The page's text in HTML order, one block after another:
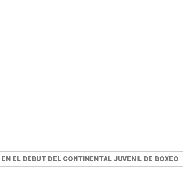
EL DEBUT DEL CONTINENTAL JUVENIL DE BOXEO